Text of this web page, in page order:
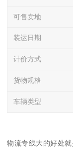
可售卖地
装运日期
计价方式
货物规格
车辆类型
物流专线大的好处